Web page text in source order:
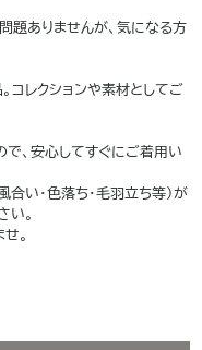
題ありませんが、気になる方
コレクションや素材としてご
、安心してすぐにご着用い
い・色落ち・毛羽立ち等）が
い。
。